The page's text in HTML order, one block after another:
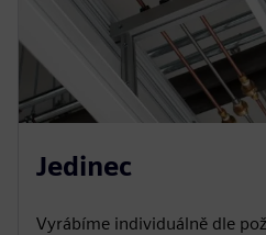
Jedinec
Vyrábíme individuálně dle